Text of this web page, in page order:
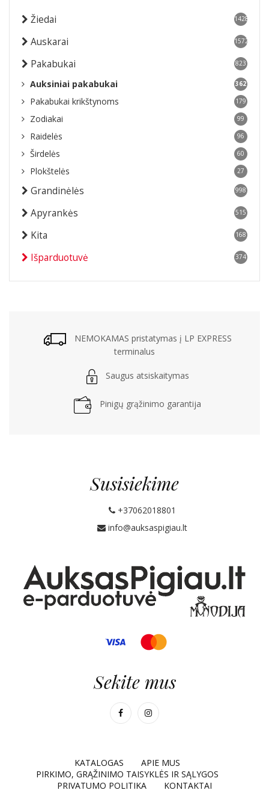
Žiedai 1428
Auskarai 1572
Pakabukai 823
Auksiniai pakabukai 362
Pakabukai krikštynoms 179
Zodiakai 99
Raidelės 96
Širdelės 60
Plokštelės 27
Grandinėlės 998
Apyrankės 515
Kita 168
Išparduotuvė 374
NEMOKAMAS pristatymas į LP EXPRESS
terminalus
Saugus atsiskaitymas
Pinigų grąžinimo garantija
Susisiekime
+37062018801
info@auksaspigiau.lt
Sekite mus
KATALOGAS
APIE MUS
PIRKIMO, GRĄŽINIMO TAISYKLĖS IR SĄLYGOS
PRIVATUMO POLITIKA
KONTAKTAI